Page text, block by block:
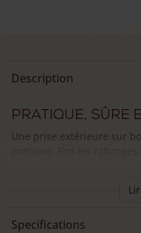
Description
Pratique, sûre
Une prise extérieure sur
dire d’une prise près de
Specifications